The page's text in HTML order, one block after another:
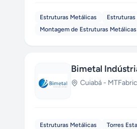
Estruturas Metálicas Estruturas
Montagem de Estruturas Metálicas
Bimetal
Cuiabá - MT
Estruturas Metálicas Torres